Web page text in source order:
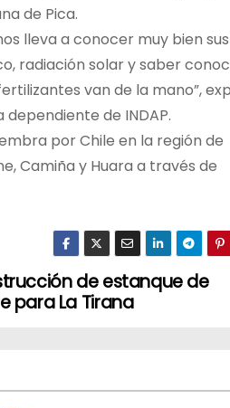
de Pica.
lleva a conocer muy bien sus
radiación solar y saber
van de la mano”,
de INDAP.
por Chile en la región de
Camiña y Huara a través de
de estanque de
para La Tirana